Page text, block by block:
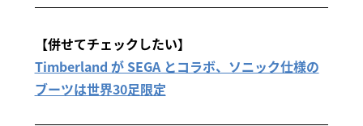
【併せてチェックしたい】
Timberland が SEGA とコラボ、ソニック仕様の
ブーツは世界30足限定